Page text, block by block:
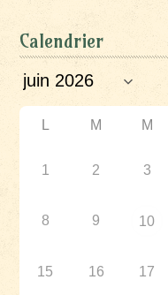
Calendrier
L M M
1 2 3
8 9 10
15 16 17